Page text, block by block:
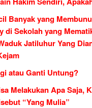
Banyak yang
di Sekolah yang
Jatiluhur Yang
atau Ganti Untung?
Melakukan Apa Saja,
“Yang Mulia”